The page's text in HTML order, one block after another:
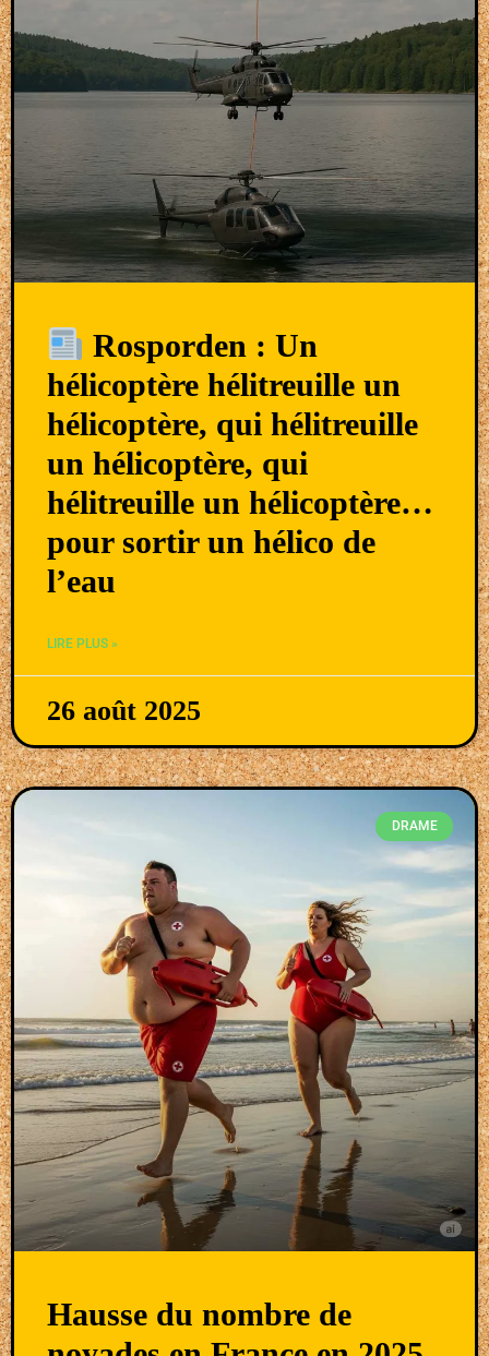
Rosporden : Un
hélicoptère hélitreuille un
hélicoptère, qui hélitreuille
un hélicoptère, qui
hélitreuille un hélicoptère…
pour sortir un hélico de
l’eau
LIRE PLUS »
26 août 2025
DRAME
Hausse du nombre de